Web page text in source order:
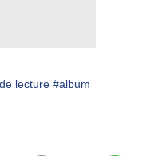
lecture #album